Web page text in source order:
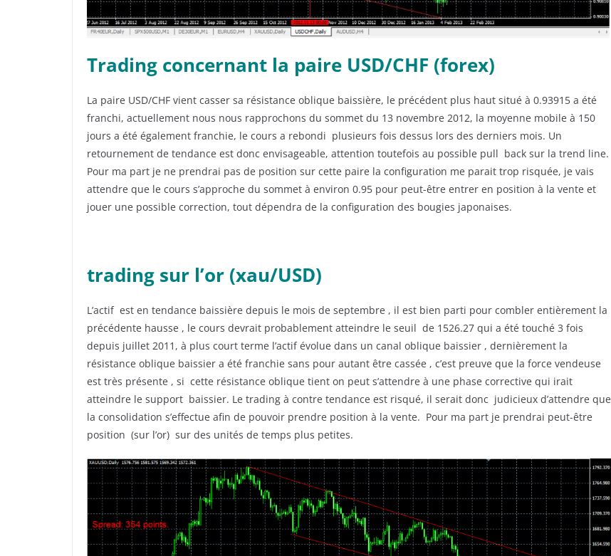
Trading concernant la paire USD/CHF (forex)
La paire USD/CHF vient casser sa résistance oblique baissière, le précédent plus haut situé à 0.93915 a été
franchi, actuellement nous nous rapprochons du sommet du 13 novembre 2012, la moyenne mobile à 150
jours a été également franchie, le cours a rebondi plusieurs fois dessus lors des derniers mois. Un
retournement de tendance est donc envisageable, attention toutefois au possible pull back sur la trend line.
Pour ma part je ne prendrai pas de position sur cette paire la configuration me parait trop risquée, je vais
attendre que le cours s’approche du sommet à environ 0.95 pour peut-être entrer en position à la vente et
jouer une possible correction, tout dépendra de la configuration des bougies japonaises.
trading sur l’or (xau/USD)
L’actif est en tendance baissière depuis le mois de septembre , il est bien parti pour combler entièrement la
précédente hausse , le cours devrait probablement atteindre le seuil de 1526.27 qui a été touché 3 fois
depuis juillet 2011, à plus court terme l’actif évolue dans un canal oblique baissier , dernièrement la
résistance oblique baissier a été franchie sans pour autant être cassée , c’est preuve que la force vendeuse
est très présente , si cette résistance oblique tient on peut s’attendre à une phase corrective qui irait
atteindre le support baissier. Le trading à contre tendance est risqué, il serait donc judicieux d’attendre que
la consolidation s’effectue afin de pouvoir prendre position à la vente. Pour ma part je prendrai peut-être
position (sur l’or) sur des unités de temps plus petites.